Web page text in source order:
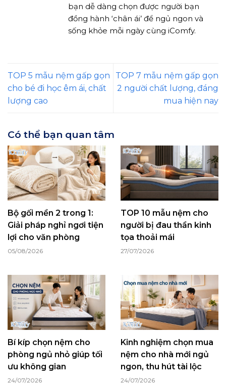
bạn dễ dàng chọn được người bạn
đồng hành ‘chân ái’ để ngủ ngon và
sống khỏe mỗi ngày cùng iComfy.
TOP 5 mẫu nệm gấp gọn
cho bé đi học êm ái, chất
lượng cao
TOP 7 mẫu nệm gấp gọn
2 người chất lượng, đáng
mua hiện nay
Có thể bạn quan tâm
Bộ gối mền 2 trong 1:
Giải pháp nghỉ ngơi tiện
lợi cho văn phòng
05/08/2026
TOP 10 mẫu nệm cho
người bị đau thần kinh
tọa thoải mái
27/07/2026
Bí kíp chọn nệm cho
phòng ngủ nhỏ giúp tối
ưu không gian
24/07/2026
Kinh nghiệm chọn mua
nệm cho nhà mới ngủ
ngon, thu hút tài lộc
24/07/2026